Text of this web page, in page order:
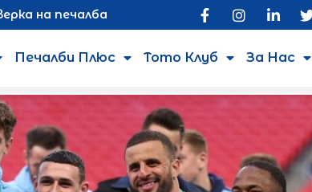
на печалба
Печалби Плюс Тото Клуб За Нас